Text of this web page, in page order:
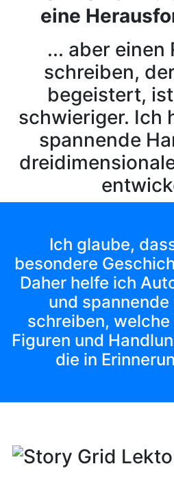
eine
... aber einen
schreiben,
begeistert,
schwieriger. Ich
spannende
Ich glaube,
besondere
Daher helfe ich
und spannende
schreiben,
Figuren und
die in